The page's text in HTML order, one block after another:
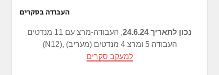
העבודה בסקרים
נכון לתאריך 24.6.24
, העבודה-מרצ עם 11 מנדטים
(N12), העבודה 5 ומרצ 4 מנדטים (מעריב)
למעקב סקרים